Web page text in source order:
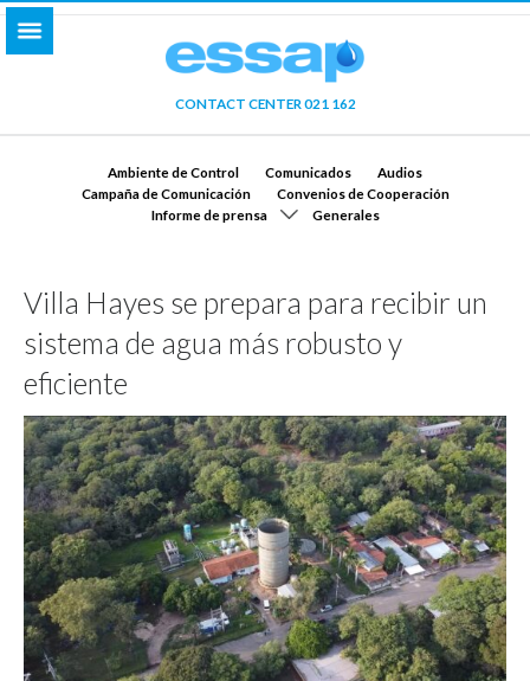
CONTACT CENTER 021 162
Ambiente de Control Comunicados
Audios
Campaña de Comunicación
Convenios de Cooperación
Informe de prensa
Generales
Villa Hayes se prepara para recibir un
sistema de agua más robusto y
eficiente